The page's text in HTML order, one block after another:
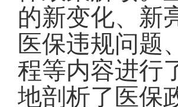
的新变化、新
医保违规问题
程等内容进行
地剖析了医保